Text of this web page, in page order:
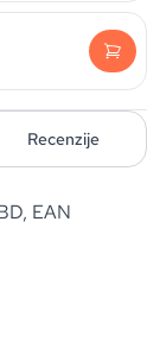
Recenzije
EAN